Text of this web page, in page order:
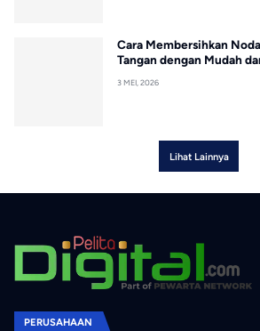
Cara Membersihkan
Tangan dengan Mudah
3 MEI, 2026
Lihat Lainnya
PERUSAHAAN